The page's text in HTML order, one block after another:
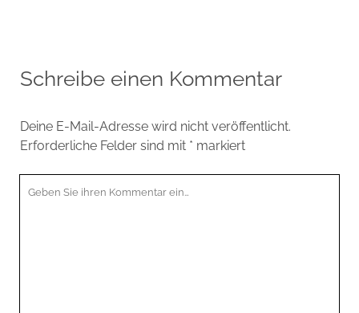
Schreibe einen Kommentar
Deine E-Mail-Adresse wird nicht veröffentlicht.
Erforderliche Felder sind mit * markiert